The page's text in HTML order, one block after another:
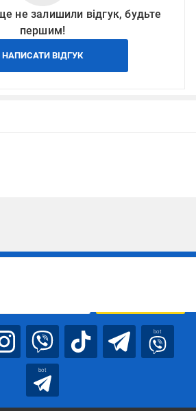
не залишили відгук, будьте
першим!
НАПИСАТИ ВІДГУК
bot
bot